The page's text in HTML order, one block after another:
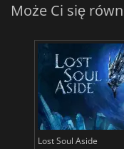
Może Ci się
Lost Soul Aside